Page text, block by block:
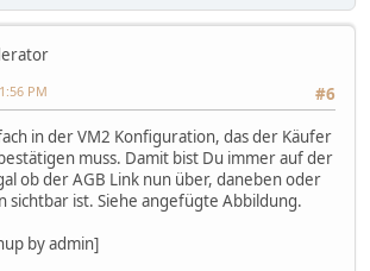
#6
PM
in der VM2 Konfiguration, das der Käufer
muss. Damit bist Du immer auf der
ob der AGB Link nun über, daneben oder
sichtbar ist. Siehe angefügte Abbildung.
by admin]